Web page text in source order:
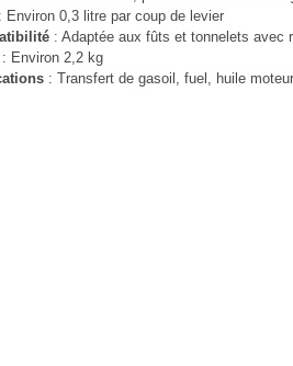
0,3 litre par coup de levier
: Adaptée aux fûts et tonnelets avec
: Environ 2,2 kg
: Transfert de gasoil, fuel, huile